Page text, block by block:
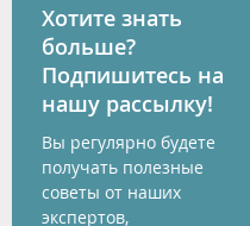
Хотите знать
больше?
Подпишитесь на
нашу рассылку!
Вы регулярно будете
получать полезные
советы от наших
экспертов,